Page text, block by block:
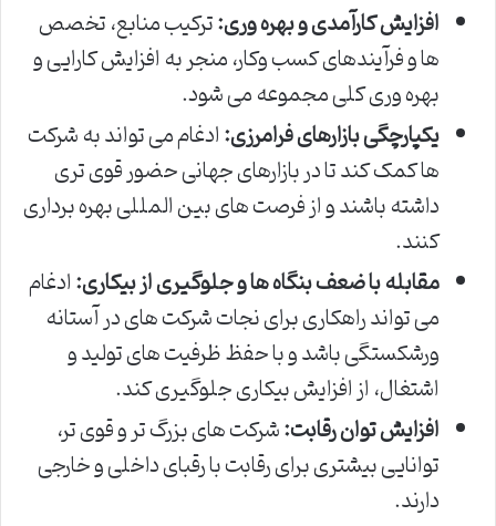
افزایش کارآمدی و بهره وری:ترکیب منابع، تخصص
ها و فرآیندهای کسب وکار، منجر به افزایش کارایی و
بهره وری کلی مجموعه می شود.
یکپارچگی بازارهای فرامرزی:ادغام می تواند به شرکت
ها کمک کند تا در بازارهای جهانی حضور قوی تری
داشته باشند و از فرصت های بین المللی بهره برداری
کنند.
مقابله با ضعف بنگاه ها و جلوگیری از بیکاری:ادغام
می تواند راهکاری برای نجات شرکت های در آستانه
ورشکستگی باشد و با حفظ ظرفیت های تولید و
اشتغال، از افزایش بیکاری جلوگیری کند.
افزایش توان رقابت:شرکت های بزرگ تر و قوی تر،
توانایی بیشتری برای رقابت با رقبای داخلی و خارجی
دارند.